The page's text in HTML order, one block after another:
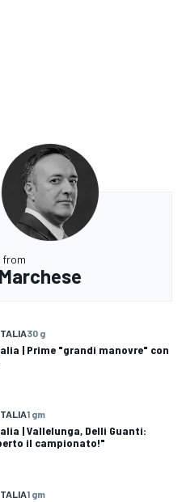
from
30 g
| Prime "grandi manovre" con
1 gm
| Vallelunga, Delli Guanti:
il campionato!"
1 gm